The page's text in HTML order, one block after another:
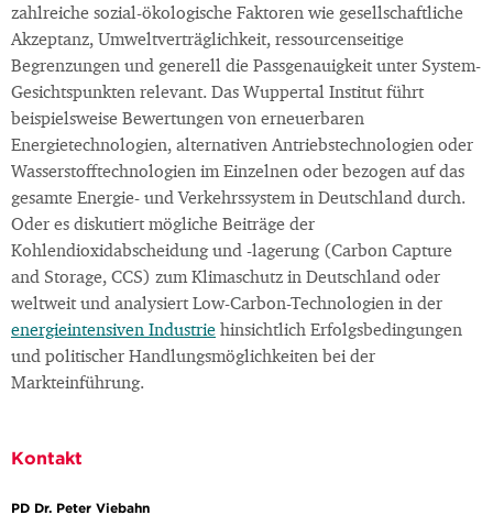
zahlreiche sozial-ökologische Faktoren wie gesellschaftliche
Akzeptanz, Umweltverträglichkeit, ressourcenseitige
Begrenzungen und generell die Passgenauigkeit unter System-
Gesichtspunkten relevant. Das Wuppertal Institut führt
beispielsweise Bewertungen von erneuerbaren
Energietechnologien, alternativen Antriebstechnologien oder
Wasserstofftechnologien im Einzelnen oder bezogen auf das
gesamte Energie- und Verkehrssystem in Deutschland durch.
Oder es diskutiert mögliche Beiträge der
Kohlendioxidabscheidung und -lagerung (Carbon Capture
and Storage, CCS) zum Klimaschutz in Deutschland oder
weltweit und analysiert Low-Carbon-Technologien in der
energieintensiven Industrie hinsichtlich Erfolgsbedingungen
und politischer Handlungsmöglichkeiten bei der
Markteinführung.
Kontakt
PD Dr. Peter Viebahn